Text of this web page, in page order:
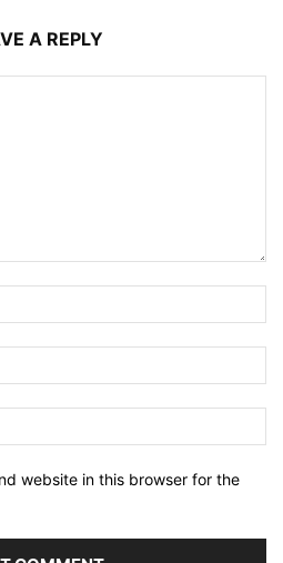
A REPLY
website in this browser for the